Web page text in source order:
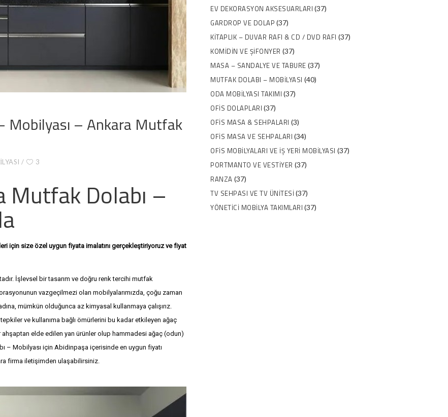
Mobilyası – Ankara Mutfak
3
Mutfak Dolabı –
için size özel uygun fiyata imalatını gerçekleştiriyoruz ve fiyat
İşlevsel bir tasarım ve doğru renk tercihi mutfak
vazgeçilmezi olan mobilyalarımızda, çoğu zaman
mümkün olduğunca az kimyasal kullanmaya çalışırız.
ve kullanıma bağlı ömürlerini bu kadar etkileyen ağaç
elde edilen yan ürünler olup hammadesi ağaç (odun)
– Mobilyası için Abidinpaşa içerisinde en uygun fiyatı
firma iletişimden ulaşabilirsiniz.
EV DEKORASYON AKSESUARLARI (37)
GARDROP VE DOLAP (37)
KITAPLIK – DUVAR RAFI & CD / DVD RAFI (37)
KOMIDIN VE ŞIFONYER (37)
MASA – SANDALYE VE TABURE (37)
MUTFAK DOLABI – MOBILYASI (40)
ODA MOBILYASI TAKIMI (37)
OFIS DOLAPLARI (37)
OFIS MASA & SEHPALARI (3)
OFIS MASA VE SEHPALARI (34)
OFIS MOBILYALARI VE İŞ YERI MOBILYASI (37)
PORTMANTO VE VESTIYER (37)
RANZA (37)
TV SEHPASI VE TV ÜNITESI (37)
YÖNETICI MOBILYA TAKIMLARI (37)